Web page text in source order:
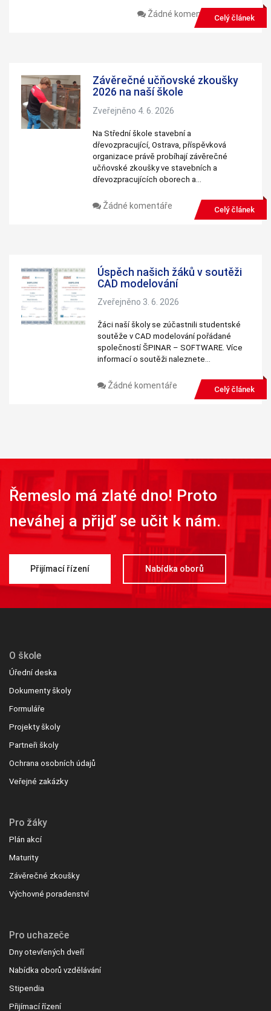
Žádné komentářeCelý článek
Závěrečné učňovské zkoušky
2026 na naší škole
Zveřejněno 4. 6. 2026
Na Střední škole stavební a
dřevozpracující, Ostrava, příspěvková
organizace právě probíhají závěrečné
učňovské zkoušky ve stavebních a
dřevozpracujících oborech a…
Žádné komentáře Celý článek
Úspěch našich žáků v soutěži
CAD modelování
Zveřejněno 3. 6. 2026
Žáci naší školy se zúčastnili studentské
soutěže v CAD modelování pořádané
společností ŠPINAR – SOFTWARE. Více
informací o soutěži naleznete…
Žádné komentáře Celý článek
Řemeslo má zlaté dno! Proto
neváhej a přijď se učit k nám.
Přijímací řízení Nabídka oborů
O škole
Úřední deska
Dokumenty školy
Formuláře
Projekty školy
Partneři školy
Ochrana osobních údajů
Veřejné zakázky
Pro žáky
Plán akcí
Maturity
Závěrečné zkoušky
Výchovné poradenství
Pro uchazeče
Dny otevřených dveří
Nabídka oborů vzdělávání
Stipendia
Přijímací řízení